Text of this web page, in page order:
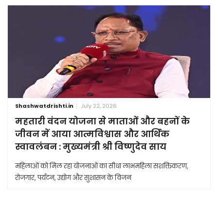
Shashwatdrishti.in July 22, 2026
महतारी वंदन योजना से माताओं और बहनों के
जीवन में आया आत्मविश्वास और आर्थिक
स्वावलंबन : मुख्यमंत्री श्री विष्णुदेव साय
महिलाओं को मिल रहा योजनाओं का सीधा लाभमहिला सशक्तिकरण,
रोजगार, पर्यटन, उद्योग और सुशासन के विजन